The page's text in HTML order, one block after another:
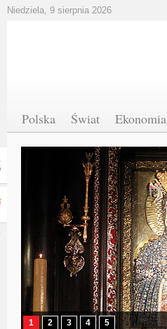
Niedziela, 9 sierpnia 2026
Polska Świat Ekonomia
1 2 3 4 5